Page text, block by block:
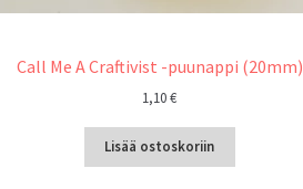
Call Me A Craftivist -puunappi (20mm)
1,10€
Lisää ostoskoriin